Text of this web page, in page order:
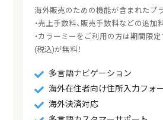
海外販売のための機能が含まれたプ
・売上手数料、販売手数料などの追加
・カラーミーをご利用の方は期間限
(税込)が無料！
多言語ナビゲーション
海外在住者向け住所入力フォ
海外決済対応